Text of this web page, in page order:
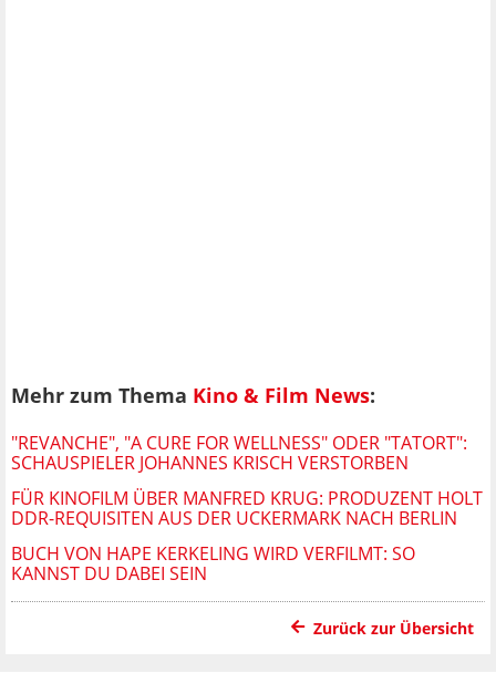
Mehr zum Thema Kino & Film News:
"REVANCHE", "A CURE FOR WELLNESS" ODER "TATORT":
SCHAUSPIELER JOHANNES KRISCH VERSTORBEN
FÜR KINOFILM ÜBER MANFRED KRUG: PRODUZENT HOLT
DDR-REQUISITEN AUS DER UCKERMARK NACH BERLIN
BUCH VON HAPE KERKELING WIRD VERFILMT: SO
KANNST DU DABEI SEIN
Zurück zur Übersicht